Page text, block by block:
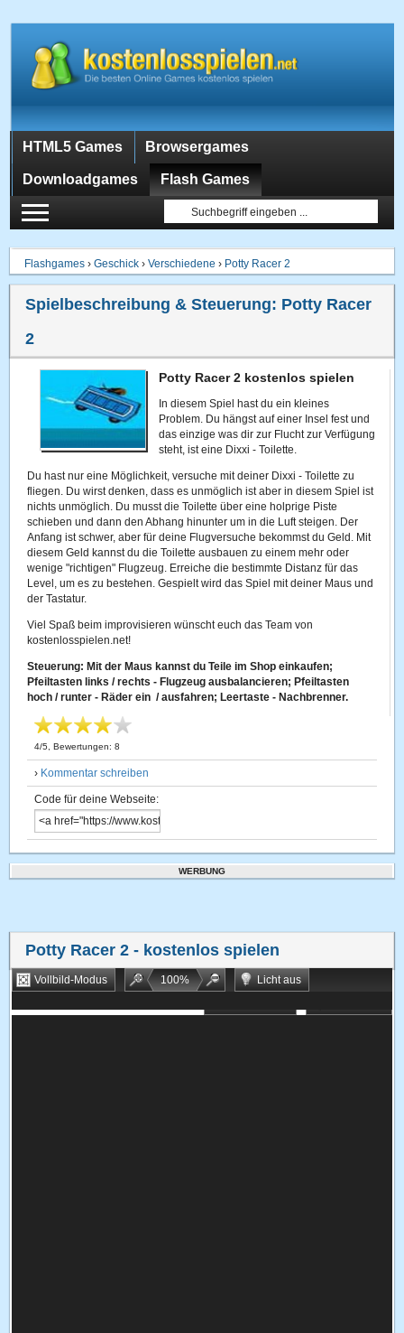
HTML5 Games Browsergames
Downloadgames Flash Games
Flashgames ›Geschick ›Verschiedene › Potty Racer 2
Spielbeschreibung & Steuerung: Potty Racer
2
Potty Racer 2 kostenlos spielen
In diesem Spiel hast du ein kleines
Problem. Du hängst auf einer Insel fest und
das einzige was dir zur Flucht zur Verfügung
steht, ist eine Dixxi - Toilette.
Du hast nur eine Möglichkeit, versuche mit deiner Dixxi - Toilette zu
fliegen. Du wirst denken, dass es unmöglich ist aber in diesem Spiel ist
nichts unmöglich. Du musst die Toilette über eine holprige Piste
schieben und dann den Abhang hinunter um in die Luft steigen. Der
Anfang ist schwer, aber für deine Flugversuche bekommst du Geld. Mit
diesem Geld kannst du die Toilette ausbauen zu einem mehr oder
wenige "richtigen" Flugzeug. Erreiche die bestimmte Distanz für das
Level, um es zu bestehen. Gespielt wird das Spiel mit deiner Maus und
der Tastatur.
Viel Spaß beim improvisieren wünscht euch das Team von
kostenlosspielen.net!
Steuerung: Mit der Maus kannst du Teile im Shop einkaufen;
Pfeiltasten links / rechts - Flugzeug ausbalancieren; Pfeiltasten
hoch / runter - Räder ein / ausfahren; Leertaste - Nachbrenner.
4/5 , Bewertungen:8
› Kommentar schreiben
Code für deine Webseite:
WERBUNG
Potty Racer 2 - kostenlos spielen
Vollbild-Modus 100%
Licht aus